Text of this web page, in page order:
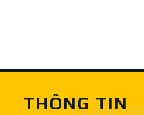
THÔNG TIN